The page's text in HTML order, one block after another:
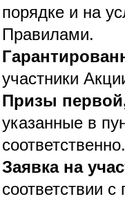
порядке и на
Правилами.
участники
Призы
указанные в
соответственно.
Заявка на
соответствии